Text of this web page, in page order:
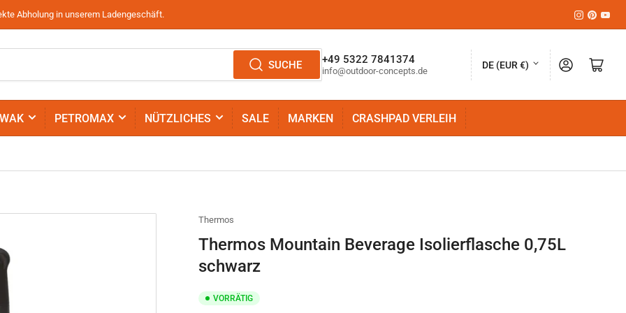
Abholung in unserem Ladengeschäft. Instagram
Pinterest
SUCHE +49 5322 7841374
info@outdoor-concepts.de
L
n
R
o
DE (EUR €) AnmeldenMini-Warenkorb öffnen
PETROMAX NÜTZLICHES SALE MARKEN CRASHPAD VERLEIH
Thermos
Thermos Mountain Beverage Isolierflasche 0,75L
schwarz
VORRÄTIG